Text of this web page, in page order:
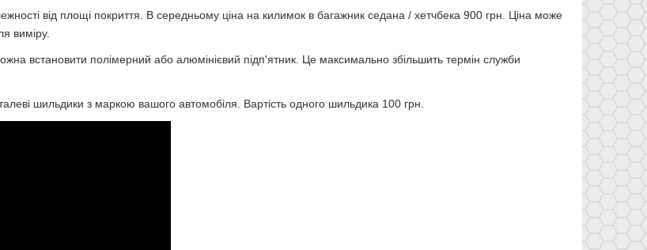
від площі покриття. В середньому ціна на килимок в багажник седана / хетчбека 900 грн. Ціна може
виміру.
встановити полімерний або алюмінієвий підп'ятник. Це максимально збільшить термін служби
шильдики з маркою вашого автомобіля. Вартiсть одного шильдика 100 грн.